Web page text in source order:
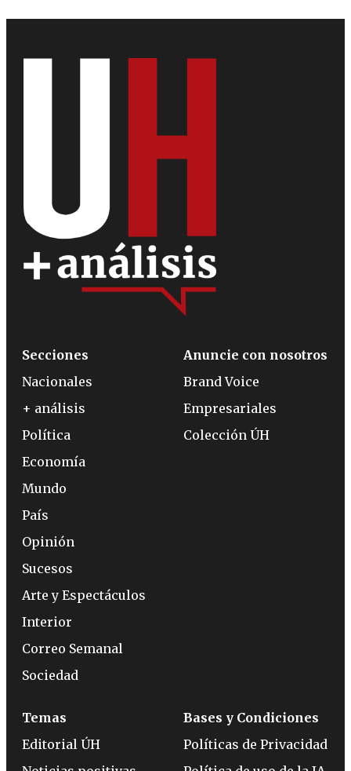
Secciones
Nacionales
+ análisis
Política
Economía
Mundo
País
Opinión
Sucesos
Arte y Espectáculos
Interior
Correo Semanal
Sociedad
Anuncie con nosotros
Brand Voice
Empresariales
Colección ÚH
Temas
Editorial ÚH
Bases y Condiciones
Políticas de Privacidad